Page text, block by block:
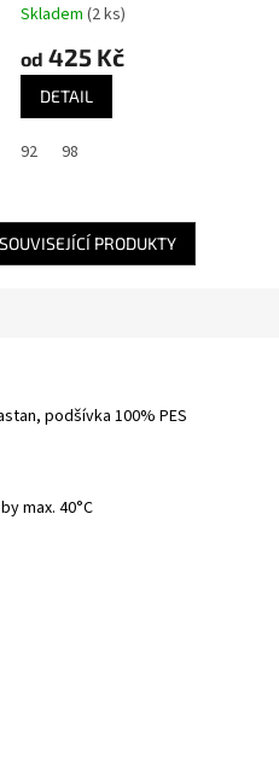
48-50 cm
Skladem (2 ks)
od 425 Kč
DETAIL
92 98
PRODUKTY
podšívka 100% PES
max. 40°C